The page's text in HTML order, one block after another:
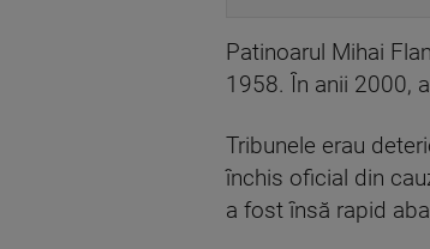
Patinoarul Mihai
1958. În anii 2000,
Tribunele erau
închis oficial din
a fost însă rapid